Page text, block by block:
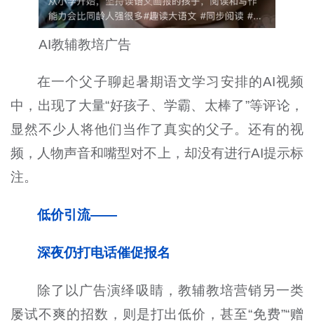
AI教辅教培广告
在一个父子聊起暑期语文学习安排的AI视频
中，出现了大量“好孩子、学霸、太棒了”等评论，
显然不少人将他们当作了真实的父子。还有的视
频，人物声音和嘴型对不上，却没有进行AI提示标
注。
低价引流——
深夜仍打电话催促报名
除了以广告演绎吸睛，教辅教培营销另一类
屡试不爽的招数，则是打出低价，甚至“免费”“赠